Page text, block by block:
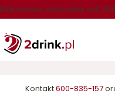
Darmowa dostawa od
Kontakt600-835-157